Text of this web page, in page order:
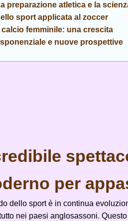
preparazione atletica e la
sport applicata al zoccer
Il calcio femminile: una crescita
e nuove prospettive
per
dello sport è in continua
nei paesi anglosassoni.